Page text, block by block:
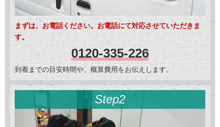
まずは、お電話ください。お電話にて対応させていただきま
す。
0120-335-226
到着までの目安時間や、概算費用をお伝えします。
Step2